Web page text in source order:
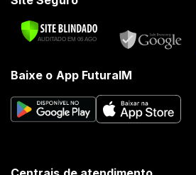
Baixe o App FuturaIM